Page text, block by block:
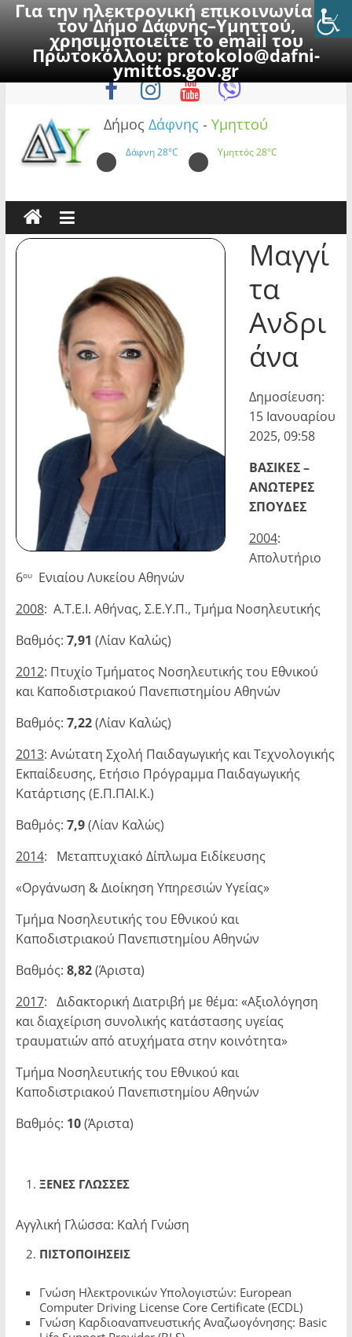
Για την ηλεκτρονική επικοινωνία με
τον Δήμο Δάφνης–Υμηττού,
χρησιμοποιείτε το email του
Πρωτοκόλλου:protokolo@dafni-
ymittos.gov.gr
to
Πέμπτη, 6 Αυγούστου 2026
Δήμος Δάφνης - Υμηττού
Δάφνη28°C Υμηττός28°C
Μαγγί
τα
Ανδρι
άνα
Δημοσίευση:
15 Ιανουαρίου
2025, 09:58
ΒΑΣΙΚΕΣ –
ΑΝΩΤΕΡΕΣ
ΣΠΟΥΔΕΣ
2004:
Απολυτήριο
6ουΕνιαίου Λυκείου Αθηνών
2008: Α.Τ.Ε.Ι. Αθήνας, Σ.Ε.Υ.Π., Τμήμα Νοσηλευτικής
Βαθμός: 7,91 (Λίαν Καλώς)
2012: Πτυχίο Τμήματος Νοσηλευτικής του Εθνικού
και Καποδιστριακού Πανεπιστη­μίου Αθηνών
Βαθμός: 7,22(Λίαν Καλώς)
2013: Ανώτατη Σχολή Παιδαγωγικής και Τεχνολογικής
Εκπαίδευσης, Ετήσιο Πρό­γραμμα Παιδαγωγικής
Κατάρτισης (Ε.Π.ΠΑΙ.Κ.)
Βαθμός: 7,9(Λίαν Καλώς)
2014: Μεταπτυχιακό Δίπλωμα Ειδίκευσης
«Οργάνωση & Διοίκηση Υπηρεσιών Υγείας»
Τμήμα Νοσηλευτικής του Εθνικού και
Καποδιστριακού Πανεπιστημίου Αθηνών
Βαθμός: 8,82(Άριστα)
2017: Διδακτορική Διατριβή με θέμα: «Αξιολόγηση
και διαχείριση συνολικής κατά­στασης υγείας
τραυματιών από ατυχήματα στην κοινότητα»
Τμήμα Νοσηλευτικής του Εθνικού και
Καποδιστριακού Πανεπιστημίου Αθη­νών
Βαθμός: 10(Άριστα)
ΞΕΝΕΣ ΓΛΩΣΣΕΣ
Αγγλική Γλώσσα: Καλή Γνώση
ΠΙΣΤΟΠΟΙΗΣΕΙΣ
Γνώση Ηλεκτρονικών Υπολογιστών: European
Computer Driving License Core Certificate (ECDL)
Γνώση Καρδιοαναπνευστικής Αναζωογόνησης: Basic